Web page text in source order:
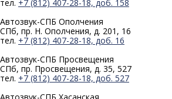
тел. +7 (812) 407-28-18, доб. 158
Автозвук-СПБ Ополчения
СПб, пр. Н. Ополчения, д. 201, 16
тел. +7 (812) 407-28-18, доб. 16
Автозвук-СПБ Просвещения
СПб, пр. Просвещения, д. 35, 527
тел. +7 (812) 407-28-18, доб. 527